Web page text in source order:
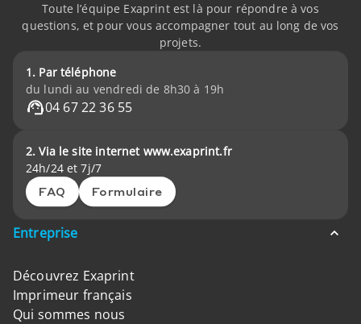
Toute l’équipe Exaprint est là pour répondre à vos
questions, et pour vous accompagner tout au long de vos
projets.
1. Par téléphone
du lundi au vendredi de 8h30 à 19h
04 67 22 36 55
2. Via le site internet www.exaprint.fr
24h/24 et 7j/7
FAQ Formulaire
Entreprise
Découvrez Exaprint
Imprimeur français
Qui sommes nous